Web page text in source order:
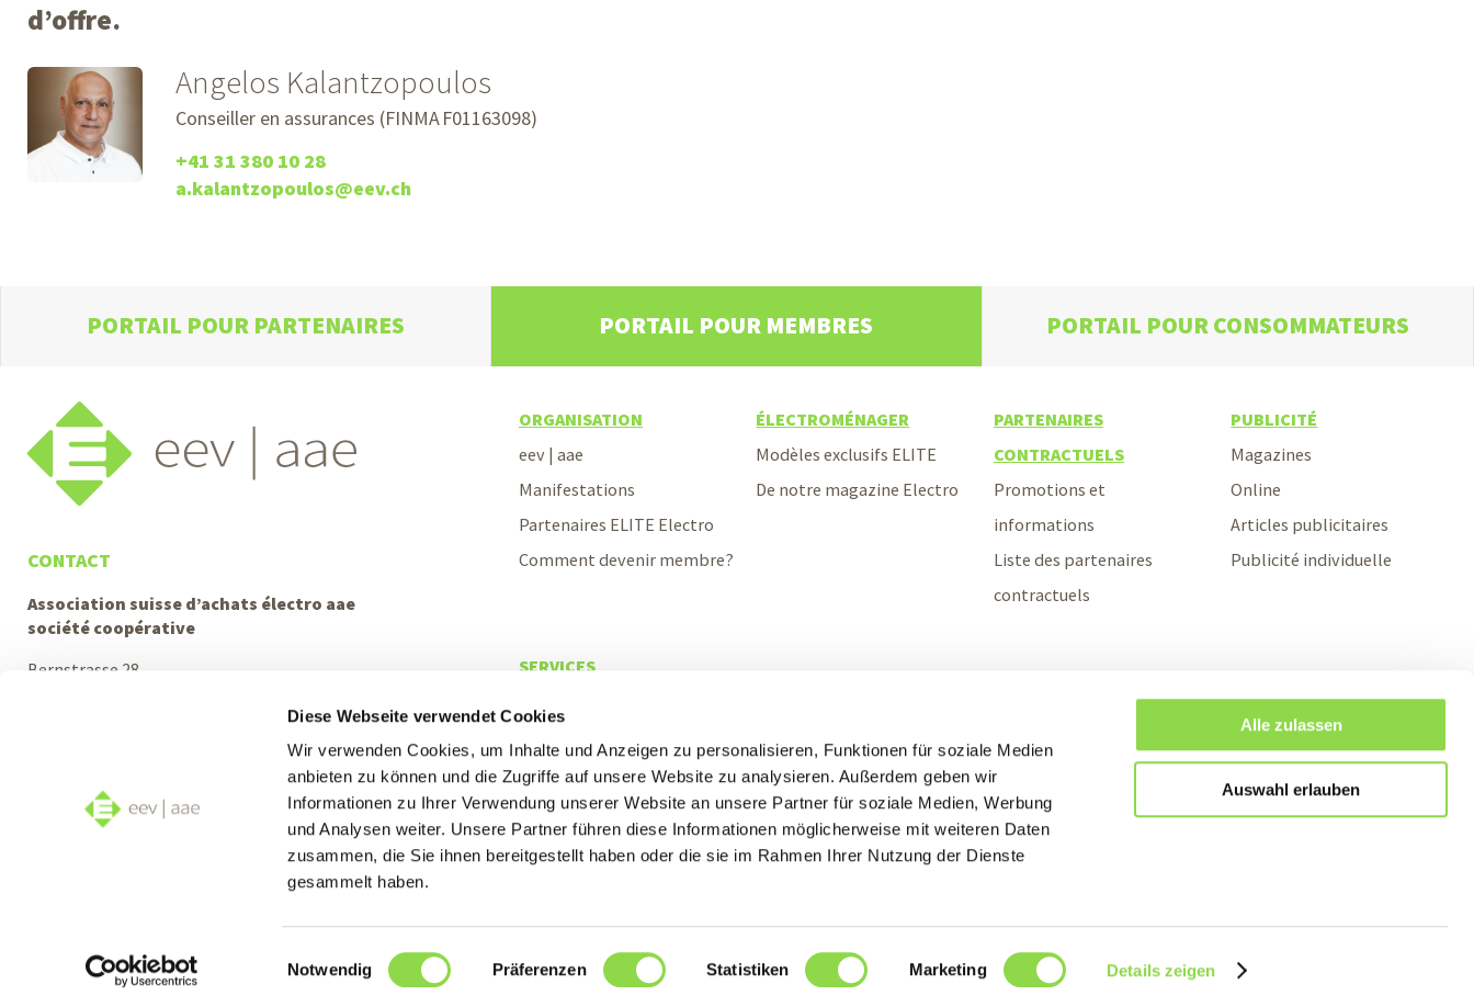
Diese Webseite verwendet Cookies
Wir verwenden Cookies, um Inhalte und Anzeigen zu personalisieren, Funktionen für soziale Medien
anbieten zu können und die Zugriffe auf unsere Website zu analysieren. Außerdem geben wir
Informationen zu Ihrer Verwendung unserer Website an unsere Partner für soziale Medien, Werbung
und Analysen weiter. Unsere Partner führen diese Informationen möglicherweise mit weiteren Daten
zusammen, die Sie ihnen bereitgestellt haben oder die sie im Rahmen Ihrer Nutzung der Dienste
gesammelt haben.
Einwilligungsauswahl
Notwendig Präferenzen Statistiken Marketing Details zeigen
Alle zulassen
Auswahl erlauben
d’offre.
Angelos Kalantzopoulos
Conseiller en assurances (FINMA F01163098)
+41 31 380 10 28
a.kalantzopoulos@eev.ch
PORTAIL POUR PARTENAIRES PORTAIL POUR MEMBRES PORTAIL POUR CONSOMMATEURS
CONTACT
Association suisse d’achats électro aae
société coopérative
Bernstrasse 28
Lu–Je: 08h00–12h00 et 13h30–17h00
Ve: 08h00–12h00 et 13h30–16h00
ORGANISATION
eev | aae
Manifestations
Partenaires ELITE Electro
Comment devenir membre?
ÉLECTROMÉNAGER
Modèles exclusifs ELITE
De notre magazine Electro
PARTENAIRES
CONTRACTUELS
Promotions et
informations
Liste des partenaires
contractuels
PUBLICITÉ
Magazines
Online
Articles publicitaires
Publicité individuelle
SERVICES
Assurances
Facturation